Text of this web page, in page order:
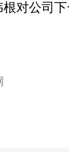
对公司